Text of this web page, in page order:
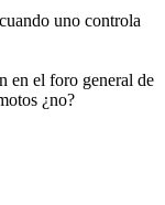
uno controla
en el foro general de
¿no?